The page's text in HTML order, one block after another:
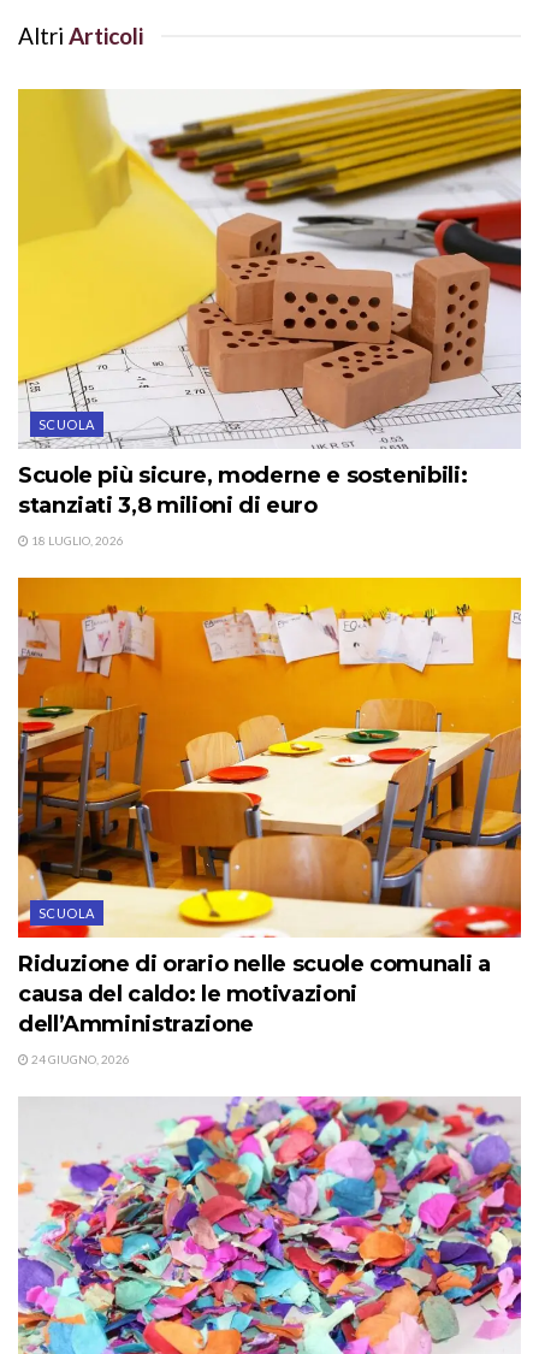
Altri Articoli
SCUOLA
Scuole più sicure, moderne e sostenibili:
stanziati 3,8 milioni di euro
18 LUGLIO, 2026
SCUOLA
Riduzione di orario nelle scuole comunali a
causa del caldo: le motivazioni
dell’Amministrazione
24 GIUGNO, 2026